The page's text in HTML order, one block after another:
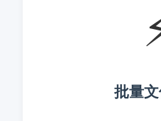
批量